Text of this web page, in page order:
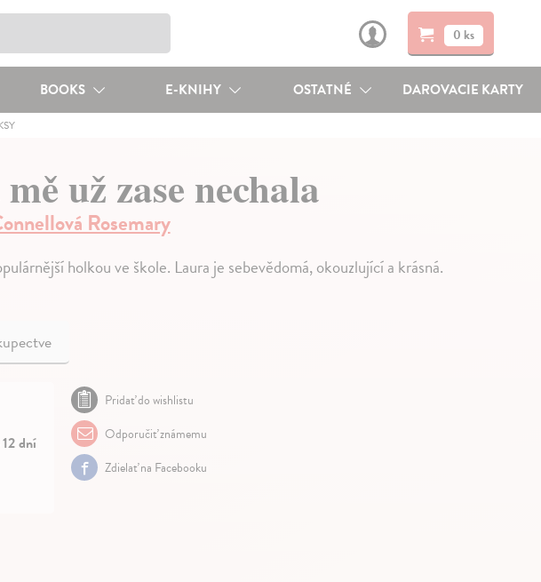
0 ks
BOOKS E-KNIHY OSTATNÉ DAROVACIE KARTY
už zase nechala
Rosemary
holkou ve škole. Laura je sebevědomá, okouzlující a krásná.
dní
Pridať do wishlistu
Odporučiť známemu
Zdielať na Facebooku